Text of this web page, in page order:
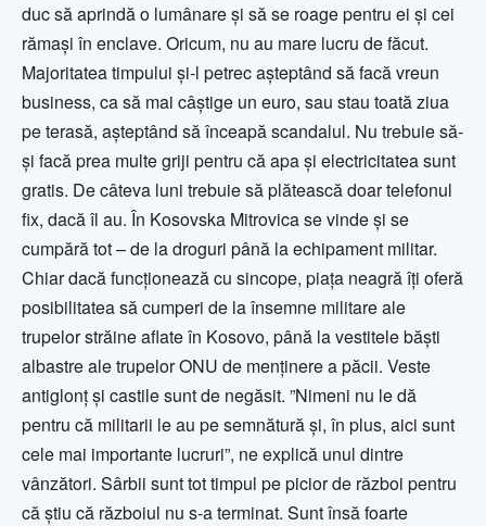
duc să aprindă o lumânare și să se roage pentru ei și cei
rămași în enclave. Oricum, nu au mare lucru de făcut.
Majoritatea timpului și-l petrec așteptând să facă vreun
business, ca să mai câștige un euro, sau stau toată ziua
pe terasă, așteptând să înceapă scandalul. Nu trebuie să-
și facă prea multe griji pentru că apa și electricitatea sunt
gratis. De câteva luni trebuie să plătească doar telefonul
fix, dacă îl au. În Kosovska Mitrovica se vinde și se
cumpără tot – de la droguri până la echipament militar.
Chiar dacă funcționează cu sincope, piața neagră îți oferă
posibilitatea să cumperi de la însemne militare ale
trupelor străine aflate în Kosovo, până la vestitele băști
albastre ale trupelor ONU de menținere a păcii. Veste
antiglonț și castile sunt de negăsit. ”Nimeni nu le dă
pentru că militarii le au pe semnătură și, în plus, aici sunt
cele mai importante lucruri”, ne explică unul dintre
vânzători. Sârbii sunt tot timpul pe picior de război pentru
că știu că războiul nu s-a terminat. Sunt însă foarte